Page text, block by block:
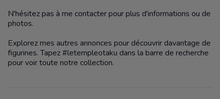
N'hésitez pas à me contacter pour plus d'informations ou de
photos.
Explorez mes autres annonces pour découvrir davantage de
figurines. Tapez #letempleotaku dans la barre de recherche
pour voir toute notre collection.